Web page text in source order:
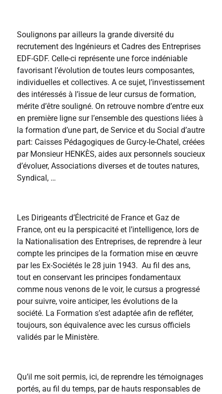
Soulignons par ailleurs la grande diversité du
recrutement des Ingénieurs et Cadres des Entreprises
EDF-GDF. Celle-ci représente une force indéniable
favorisant l’évolution de toutes leurs composantes,
individuelles et collectives. A ce sujet, l’investissement
des intéressés à l’issue de leur cursus de formation,
mérite d’être souligné. On retrouve nombre d’entre eux
en première ligne sur l’ensemble des questions liées à
la formation d’une part, de Service et du Social d’autre
part: Caisses Pédagogiques de Gurcy-le-Chatel, créées
par Monsieur HENKÈS, aides aux personnels soucieux
d’évoluer, Associations diverses et de toutes natures,
Syndical, …
Les Dirigeants d’Électricité de France et Gaz de
France, ont eu la perspicacité et l’intelligence, lors de
la Nationalisation des Entreprises, de reprendre à leur
compte les principes de la formation mise en œuvre
par les Ex-Sociétés le 28 juin 1943. Au fil des ans,
tout en conservant les principes fondamentaux
comme nous venons de le voir, le cursus a progressé
pour suivre, voire anticiper, les évolutions de la
société. La Formation s’est adaptée afin de refléter,
toujours, son équivalence avec les cursus officiels
validés par le Ministère.
Qu’il me soit permis, ici, de reprendre les témoignages
portés, au fil du temps, par de hauts responsables de